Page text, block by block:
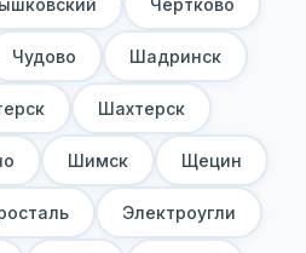
Чертково
Чудово Шадринск
Шахтерск
Шимск Щецин
Электроугли